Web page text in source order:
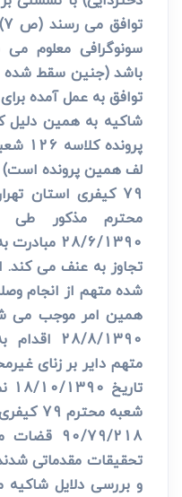
سونوگرافی معلوم
باشد (جنین سقط شده
لف همین پرونده است)
79 کیفری استان
28/6/1390
تجاوز به عنف می کند.
شده متهم از انجام
همین امر موجب می
28/8/
متهم دایر بر زنای
شعبه
90/79/
تحقیقات مقدماتی
و بررسی دلایل شاکیه